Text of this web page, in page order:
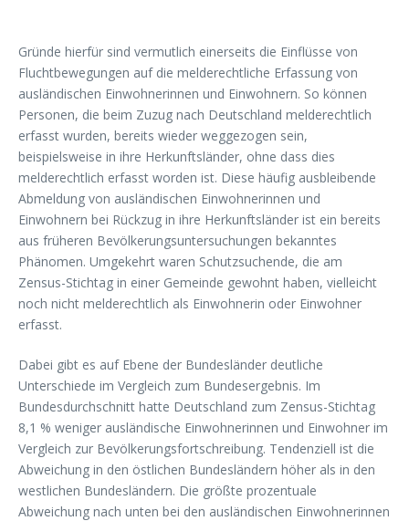
Gründe hierfür sind vermutlich einerseits die Einflüsse von
Fluchtbewegungen auf die melderechtliche Erfassung von
ausländischen Einwohnerinnen und Einwohnern. So können
Personen, die beim Zuzug nach Deutschland melderechtlich
erfasst wurden, bereits wieder weggezogen sein,
beispielsweise in ihre Herkunftsländer, ohne dass dies
melderechtlich erfasst worden ist. Diese häufig ausbleibende
Abmeldung von ausländischen Einwohnerinnen und
Einwohnern bei Rückzug in ihre Herkunftsländer ist ein bereits
aus früheren Bevölkerungsuntersuchungen bekanntes
Phänomen. Umgekehrt waren Schutzsuchende, die am
Zensus-Stichtag in einer Gemeinde gewohnt haben, vielleicht
noch nicht melderechtlich als Einwohnerin oder Einwohner
erfasst.
Dabei gibt es auf Ebene der Bundesländer deutliche
Unterschiede im Vergleich zum Bundesergebnis. Im
Bundesdurchschnitt hatte Deutschland zum Zensus-Stichtag
8,1 % weniger ausländische Einwohnerinnen und Einwohner im
Vergleich zur Bevölkerungsfortschreibung. Tendenziell ist die
Abweichung in den östlichen Bundesländern höher als in den
westlichen Bundesländern. Die größte prozentuale
Abweichung nach unten bei den ausländischen Einwohnerinnen